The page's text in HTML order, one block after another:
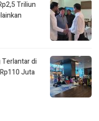
Triliun
di
Juta